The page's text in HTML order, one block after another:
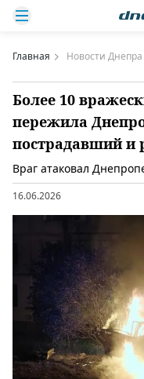
Главная Новости Днепра
Более 10
пережила
пострадавший и
Враг атаковал
16.06.2026